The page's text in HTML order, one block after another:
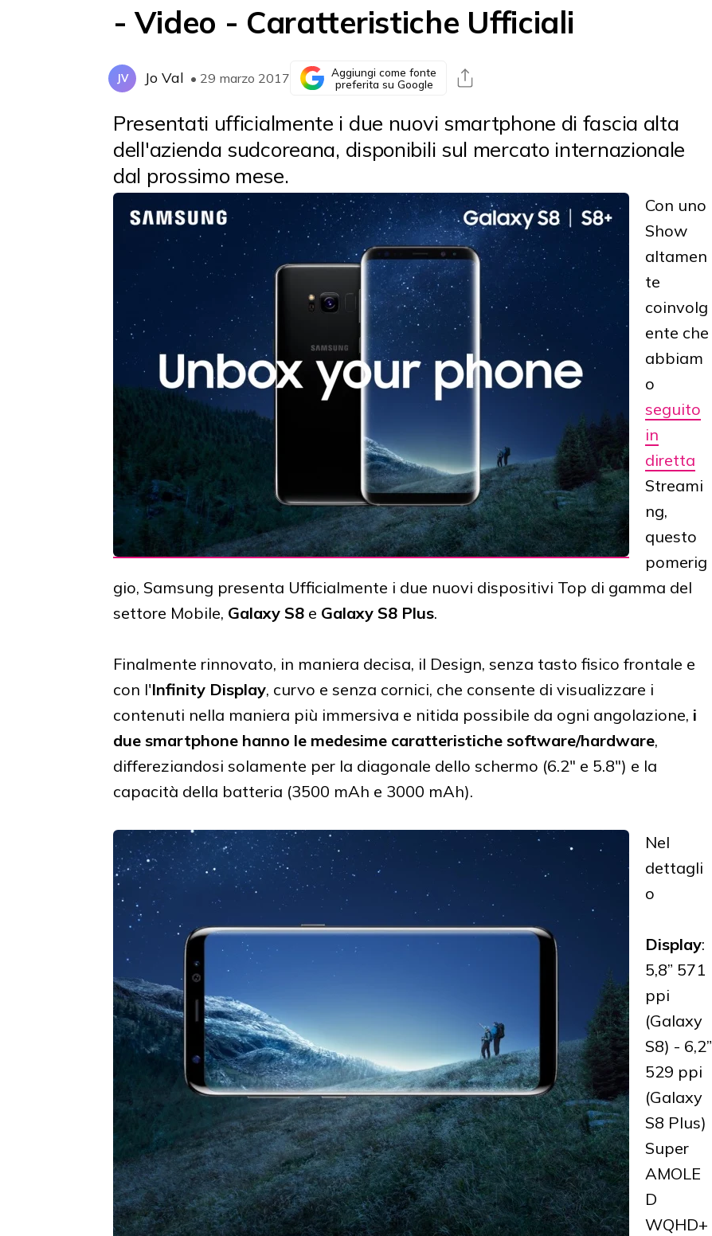
- Video - Caratteristiche Ufficiali
JV Jo Val • 29 marzo 2017
Aggiungi come fonte
preferita su Google
Presentati ufficialmente i due nuovi smartphone di fascia alta
dell'azienda sudcoreana, disponibili sul mercato internazionale
dal prossimo mese.
Con uno
Show
altamen
te
coinvolg
ente che
abbiam
o
seguito
in
diretta
Streami
ng,
questo
pomerig
gio, Samsung presenta Ufficialmente i due nuovi dispositivi Top di gamma del
settore Mobile, Galaxy S8 e Galaxy S8 Plus.
Finalmente rinnovato, in maniera decisa, il Design, senza tasto fisico frontale e
con l'Infinity Display, curvo e senza cornici, che consente di visualizzare i
contenuti nella maniera più immersiva e nitida possibile da ogni angolazione, i
due smartphone hanno le medesime caratteristiche software/hardware,
differeziandosi solamente per la diagonale dello schermo (6.2" e 5.8") e la
capacità della batteria (3500 mAh e 3000 mAh).
Nel
dettagli
o
Display:
5,8” 571
ppi
(Galaxy
S8) - 6,2”
529 ppi
(Galaxy
S8 Plus)
Super
AMOLE
D
WQHD+